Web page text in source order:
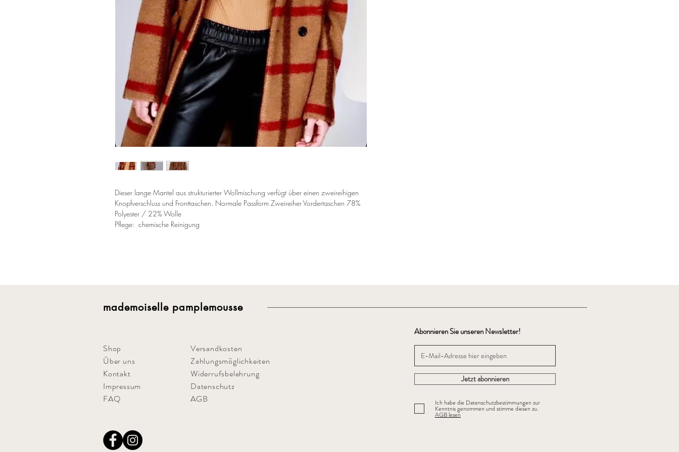
Dieser lange Mantel aus strukturierter Wollmischung verfügt über einen zweireihigen
Knopfverschluss und Fronttaschen. Normale Passform Zweireiher Vordertaschen 78%
Polyester / 22% Wolle
Pflege: chemische Reinigung
mademoiselle pamplemousse
Shop
Über uns
Kontakt
Impressum
FAQ
Versandkosten
Zahlungsmöglichkeiten
Widerrufsbelehrung
Datenschutz
AGB
Abonnieren Sie unseren Newsletter!
Jetzt abonnieren
Ich habe die Datenschutzbestimmungen zur
Kenntnis genommen und stimme diesen zu.
AGB lesen